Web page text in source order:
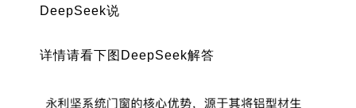
DeepSeek说
详情请看下图DeepSeek解答